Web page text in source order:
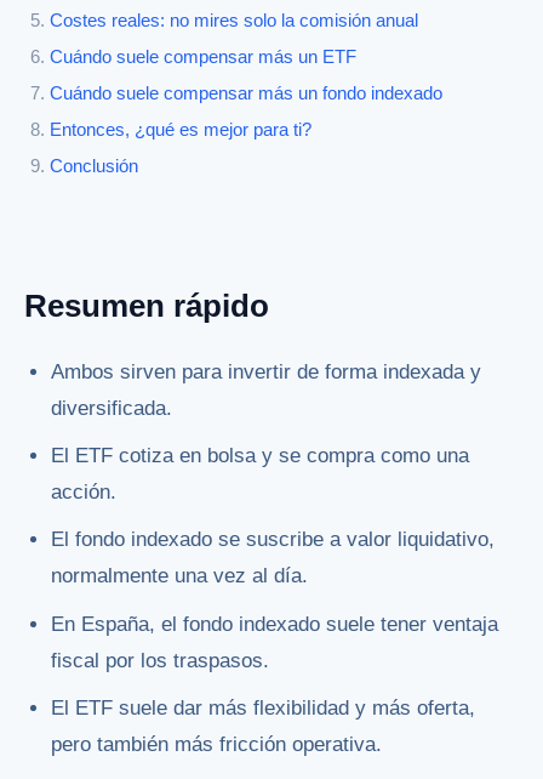
Costes reales: no mires solo la comisión anual
Cuándo suele compensar más un ETF
Cuándo suele compensar más un fondo indexado
Entonces, ¿qué es mejor para ti?
Conclusión
Resumen rápido
Ambos sirven para invertir de forma indexada y
diversificada.
El ETF cotiza en bolsa y se compra como una
acción.
El fondo indexado se suscribe a valor liquidativo,
normalmente una vez al día.
En España, el fondo indexado suele tener ventaja
fiscal por los traspasos.
El ETF suele dar más flexibilidad y más oferta,
pero también más fricción operativa.